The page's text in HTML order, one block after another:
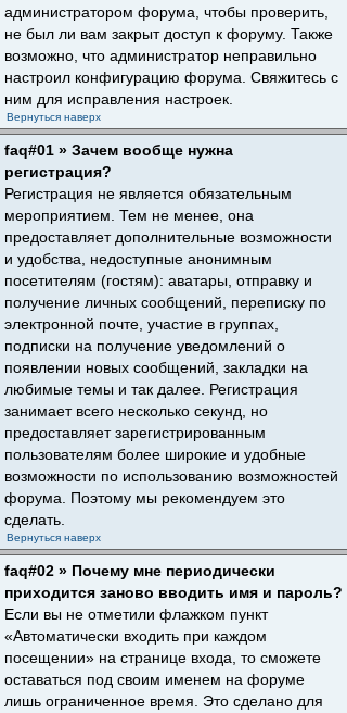
администратором форума, чтобы проверить,
не был ли вам закрыт доступ к форуму. Также
возможно, что администратор неправильно
настроил конфигурацию форума. Свяжитесь с
ним для исправления настроек.
Вернуться наверх
faq#01 » Зачем вообще нужна
регистрация?
Регистрация не является обязательным
мероприятием. Тем не менее, она
предоставляет дополнительные возможности
и удобства, недоступные анонимным
посетителям (гостям): аватары, отправку и
получение личных сообщений, переписку по
электронной почте, участие в группах,
подписки на получение уведомлений о
появлении новых сообщений, закладки на
любимые темы и так далее. Регистрация
занимает всего несколько секунд, но
предоставляет зарегистрированным
пользователям более широкие и удобные
возможности по использованию возможностей
форума. Поэтому мы рекомендуем это
сделать.
Вернуться наверх
faq#02 » Почему мне периодически
приходится заново вводить имя и пароль?
Если вы не отметили флажком пункт
«Автоматически входить при каждом
посещении» на странице входа, то сможете
оставаться под своим именем на форуме
лишь ограниченное время. Это сделано для